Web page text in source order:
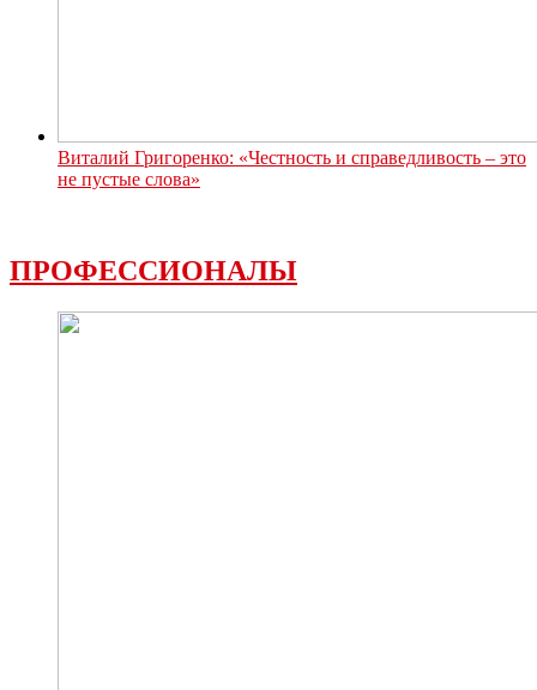
Виталий Григоренко: «Честность и справедливость – это
не пустые слова»
ПРОФЕССИОНАЛЫ